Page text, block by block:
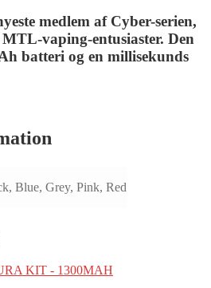
medlem af Cyber-serien,
vaping-entusiaster. Den
batteri og en millisekunds
Blue, Grey, Pink, Red